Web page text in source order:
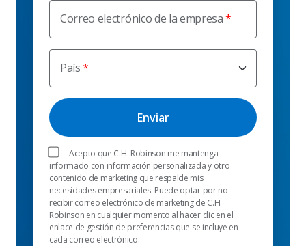
Correo electrónico de la empresa
País
Acepto que C.H. Robinson me mantenga
informado con información personalizada y otro
contenido de marketing que respalde mis
necesidades empresariales. Puede optar por no
recibir correo electrónico de marketing de C.H.
Robinson en cualquier momento al hacer clic en el
enlace de gestión de preferencias que se incluye en
cada correo electrónico.